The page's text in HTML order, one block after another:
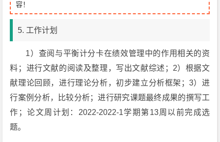
容！
5. 工作计划
1）查阅与平衡计分卡在绩效管理中的作用相关的资
料；进行文献的阅读及整理，写出文献综述；2）根据文
献理论回顾，进行理论分析，初步建立分析框架；3）进
行案例分析，比较分析；进行研究课题最终成果的撰写工
作；论文周计划：2022-2022-1学期第13周以前完成选
题。